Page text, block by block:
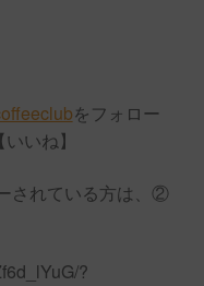
をフォロー
いね】
されている方は、②
?